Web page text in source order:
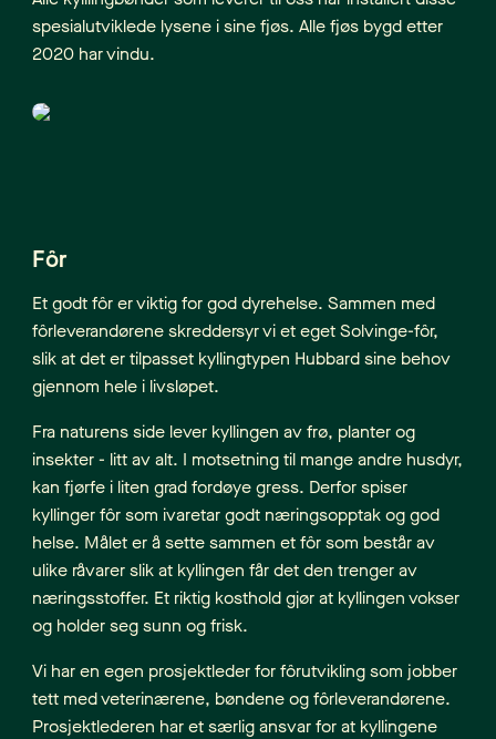
spesialutviklede lysene i sine fjøs. Alle fjøs bygd etter
2020 har vindu.
Fôr
Et godt fôr er viktig for god dyrehelse. Sammen med
fôrleverandørene skreddersyr vi et eget Solvinge-fôr,
slik at det er tilpasset kyllingtypen Hubbard sine behov
gjennom hele i livsløpet.
Fra naturens side lever kyllingen av frø, planter og
insekter - litt av alt. I motsetning til mange andre husdyr,
kan fjørfe i liten grad fordøye gress. Derfor spiser
kyllinger fôr som ivaretar godt næringsopptak og god
helse. Målet er å sette sammen et fôr som består av
ulike råvarer slik at kyllingen får det den trenger av
næringsstoffer. Et riktig kosthold gjør at kyllingen vokser
og holder seg sunn og frisk.
Vi har en egen prosjektleder for fôrutvikling som jobber
tett med veterinærene, bøndene og fôrleverandørene.
Prosjektlederen har et særlig ansvar for at kyllingene